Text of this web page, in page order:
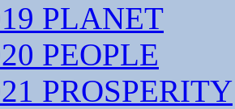
PLANET
PEOPLE
PROSPERITY